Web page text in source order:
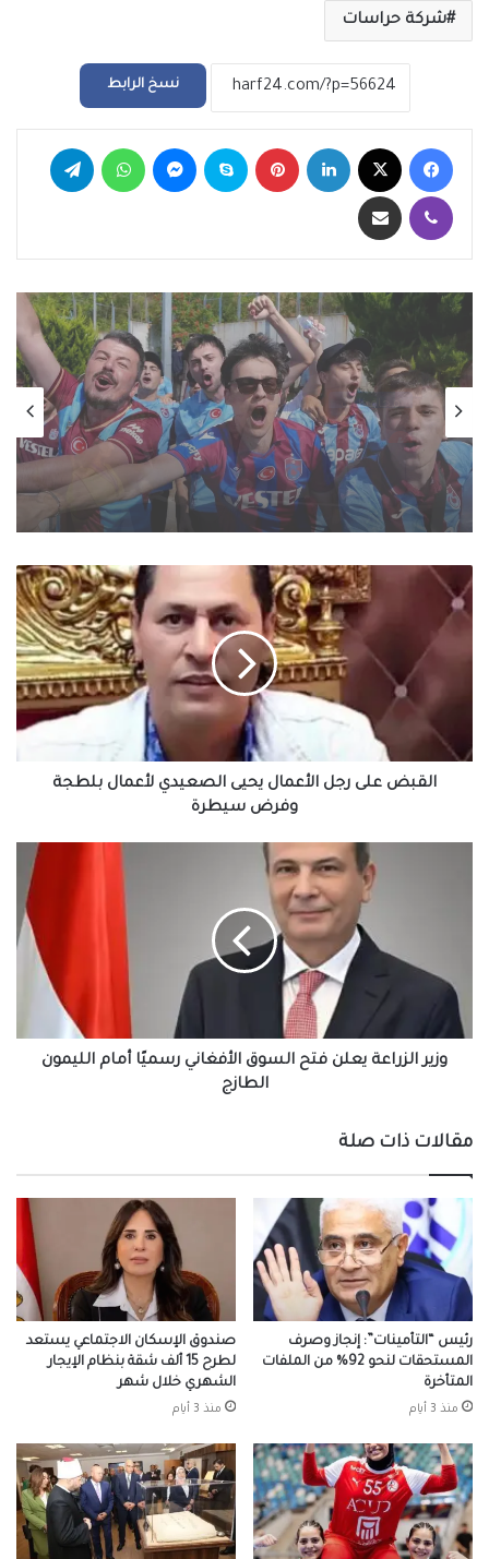
شركة حراسات
نسخ الرابط
فيسبوك لينكدإن بينتيريست سكايب ماسنجر واتساب
ڤايبر مشاركة عبر البريد
محافظات
منذ يومين
افتتاح وحدة البرامج الوقائية للصندوق بمنطقة
رأس البر
معرض الصور
منذ يومين
احتفالات جماهير طرابزون سبور بصفقة القرن
محمد صلاح
القبض
على
بلطجة
وفرض
سيطرةالقبض على رجل الأعمال يحيى الصعيدي لأعمال بلطجة
وفرض سيطرة
رسميًا
أمام
الليمون
الطازجوزير الزراعة يعلن فتح السوق الأفغاني رسميًا أمام الليمون
الطازج
مقالات ذات صلة
رئيس “التأمينات”: إنجاز وصرف
المستحقات لنحو 92% من الملفات
المتأخرة
منذ 3 أيام
صندوق الإسكان الاجتماعي يستعد
لطرح 15 ألف شقة بنظام الإيجار
الشهري خلال شهر
منذ 3 أيام